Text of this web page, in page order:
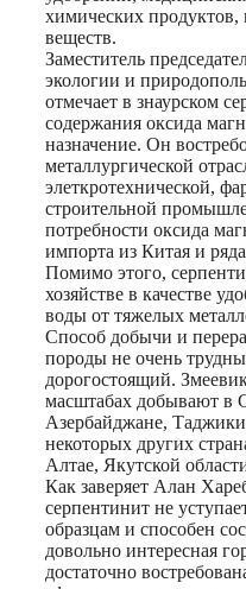
химических продуктов,
веществ.
Заместитель
экологии и
отмечает в знаурском
содержания оксида
назначение. Он
металлургической
элеткротехнической,
строительной
потребности оксида
импорта из Китая и
Помимо этого,
хозяйстве в качестве
воды от тяжелых
Способ добычи и
породы не очень
дорогостоящий.
масштабах добывают
Азербайджане,
некоторых других
Алтае, Якутской
Как заверяет Алан
серпентинит не
образцам и способен
довольно интересная
достаточно